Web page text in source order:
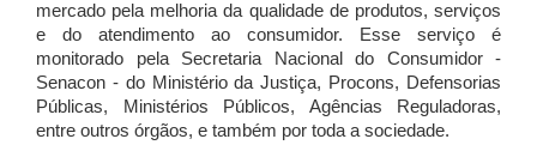
mercado pela melhoria da qualidade de produtos, serviços
e do atendimento ao consumidor. Esse serviço é
monitorado pela Secretaria Nacional do Consumidor -
Senacon - do Ministério da Justiça, Procons, Defensorias
Públicas, Ministérios Públicos, Agências Reguladoras,
entre outros órgãos, e também por toda a sociedade.